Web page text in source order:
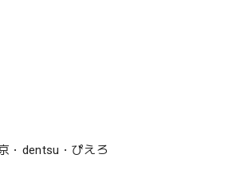
・dentsu・ぴえろ